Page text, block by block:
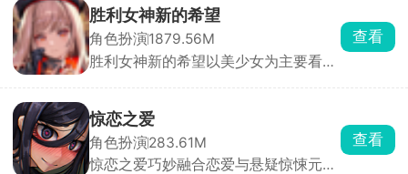
面、酷炫的特效与超爽的打击感著称，
玩家可操控尼禄或但丁，开启一场惊心
动魄的恶魔猎杀之旅。尼禄凭借恶魔右
手施展抓取、投掷等独特技能，而但丁
胜利女神新的希望
角色扮演1879.56M
胜利女神新的希望以美少女为主要看点
搭配五名妮姬技能组合，用其手上的武
器来瞄准怪物身上的高亮处并持续射
击，与侵略者展开激烈对抗。
查看
惊恋之爱
角色扮演283.61M
惊恋之爱巧妙融合恋爱与悬疑惊悚元
查看